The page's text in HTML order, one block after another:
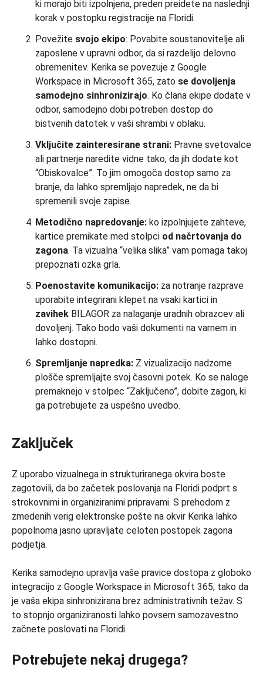
ki morajo biti izpolnjena, preden preidete na naslednji
korak v postopku registracije na Floridi.
Povežite svojo ekipo: Povabite soustanovitelje ali
zaposlene v upravni odbor, da si razdelijo delovno
obremenitev. Kerika se povezuje z Google
Workspace in Microsoft 365, zato se dovoljenja
samodejno sinhronizirajo. Ko člana ekipe dodate v
odbor, samodejno dobi potreben dostop do
bistvenih datotek v vaši shrambi v oblaku.
Vključite zainteresirane strani: Pravne svetovalce
ali partnerje naredite vidne tako, da jih dodate kot
“Obiskovalce”. To jim omogoča dostop samo za
branje, da lahko spremljajo napredek, ne da bi
spremenili svoje zapise.
Metodično napredovanje: ko izpolnjujete zahteve,
kartice premikate med stolpci od načrtovanja do
zagona. Ta vizualna “velika slika” vam pomaga takoj
prepoznati ozka grla.
Poenostavite komunikacijo: za notranje razprave
uporabite integrirani klepet na vsaki kartici in
zavihek BILAGOR za nalaganje uradnih obrazcev ali
dovoljenj. Tako bodo vaši dokumenti na varnem in
lahko dostopni.
Spremljanje napredka: Z vizualizacijo nadzorne
plošče spremljajte svoj časovni potek. Ko se naloge
premaknejo v stolpec “Zaključeno”, dobite zagon, ki
ga potrebujete za uspešno uvedbo.
Zaključek
Z uporabo vizualnega in strukturiranega okvira boste
zagotovili, da bo začetek poslovanja na Floridi podprt s
strokovnimi in organiziranimi pripravami. S prehodom z
zmedenih verig elektronske pošte na okvir Kerika lahko
popolnoma jasno upravljate celoten postopek zagona
podjetja.
Kerika samodejno upravlja vaše pravice dostopa z globoko
integracijo z Google Workspace in Microsoft 365, tako da
je vaša ekipa sinhronizirana brez administrativnih težav. S
to stopnjo organiziranosti lahko povsem samozavestno
začnete poslovati na Floridi.
Potrebujete nekaj drugega?